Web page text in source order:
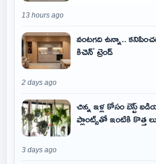
13 hours ago
వంటగది ఉన్నా..
కిచెన్' ట్రెండ్
2 days ago
చిన్న ఇళ్ల కోసం బెస్ట్
ప్లాంట్స్‌తో ఇంటికి కొత్త
3 days ago